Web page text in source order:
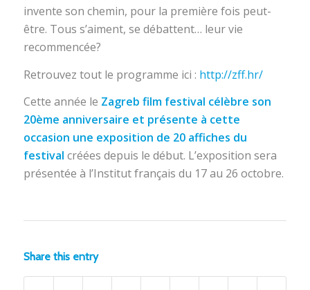
invente son chemin, pour la première fois peut-
être. Tous s’aiment, se débattent… leur vie
recommencée?
Retrouvez tout le programme ici : http://zff.hr/
Cette année le Zagreb film festival célèbre son
20ème anniversaire et présente à cette
occasion une exposition de 20 affiches du
festival créées depuis le début. L’exposition sera
présentée à l’Institut français du 17 au 26 octobre.
Share this entry